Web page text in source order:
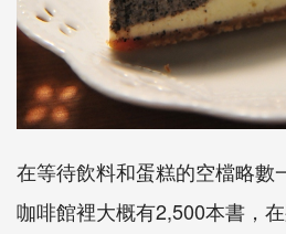
在等待飲料和蛋糕的空檔略數
咖啡館裡大概有2,500本書，